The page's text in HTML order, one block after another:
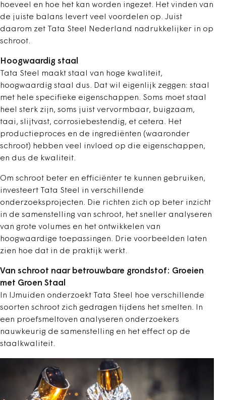
hoeveel en hoe het kan worden ingezet. Het vinden van
de juiste balans levert veel voordelen op. Juist
daarom zet Tata Steel Nederland nadrukkelijker in op
schroot.
Hoogwaardig staal
Tata Steel maakt staal van hoge kwaliteit,
hoogwaardig staal dus. Dat wil eigenlijk zeggen: staal
met hele specifieke eigenschappen. Soms moet staal
heel sterk zijn, soms juist vervormbaar, buigzaam,
taai, slijtvast, corrosiebestendig, et cetera. Het
productieproces en de ingrediënten (waaronder
schroot) hebben veel invloed op die eigenschappen,
en dus de kwaliteit.
Om schroot beter en efficiënter te kunnen gebruiken,
investeert Tata Steel in verschillende
onderzoeksprojecten. Die richten zich op beter inzicht
in de samenstelling van schroot, het sneller analyseren
van grote volumes en het ontwikkelen van
hoogwaardige toepassingen. Drie voorbeelden laten
zien hoe dat in de praktijk werkt.
Van schroot naar betrouwbare grondstof: Groeien
met Groen Staal
In IJmuiden onderzoekt Tata Steel hoe verschillende
soorten schroot zich gedragen tijdens het smelten. In
een proefsmeltoven analyseren onderzoekers
nauwkeurig de samenstelling en het effect op de
staalkwaliteit.